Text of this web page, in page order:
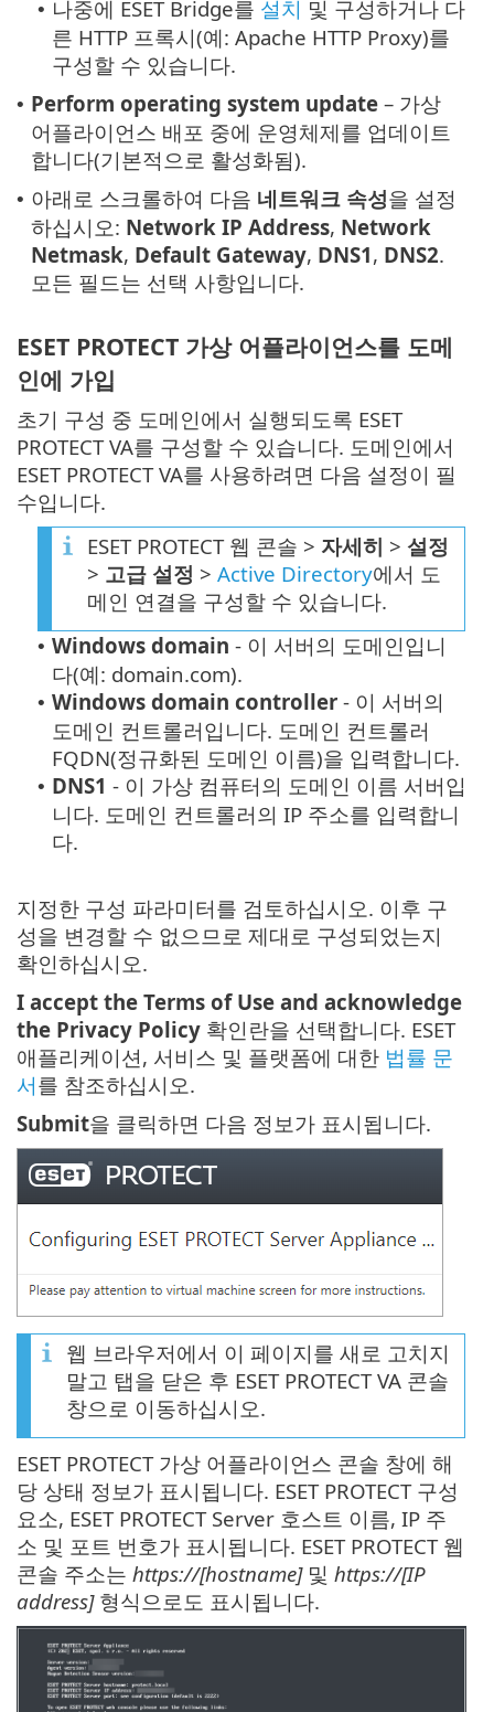
• 나중에 ESET Bridge를 설치 및 구성하거나 다
른 HTTP 프록시(예: Apache HTTP Proxy)를
구성할 수 있습니다.
• Perform operating system update – 가상
어플라이언스 배포 중에 운영체제를 업데이트
합니다(기본적으로 활성화됨).
• 아래로 스크롤하여 다음 네트워크 속성을 설정
하십시오: Network IP Address, Network
Netmask, Default Gateway, DNS1, DNS2.
모든 필드는 선택 사항입니다.
ESET PROTECT 가상 어플라이언스를 도메
인에 가입
초기 구성 중 도메인에서 실행되도록 ESET
PROTECT VA를 구성할 수 있습니다. 도메인에서
ESET PROTECT VA를 사용하려면 다음 설정이 필
수입니다.
ESET PROTECT 웹 콘솔 > 자세히 > 설정
> 고급 설정 > Active Directory에서 도
메인 연결을 구성할 수 있습니다.
• Windows domain - 이 서버의 도메인입니
다(예: domain.com).
• Windows domain controller - 이 서버의
도메인 컨트롤러입니다. 도메인 컨트롤러
FQDN(정규화된 도메인 이름)을 입력합니다.
• DNS1 - 이 가상 컴퓨터의 도메인 이름 서버입
니다. 도메인 컨트롤러의 IP 주소를 입력합니
다.
지정한 구성 파라미터를 검토하십시오. 이후 구
성을 변경할 수 없으므로 제대로 구성되었는지
확인하십시오.
I accept the Terms of Use and acknowledge
the Privacy Policy 확인란을 선택합니다. ESET
애플리케이션, 서비스 및 플랫폼에 대한 법률 문
서를 참조하십시오.
Submit을 클릭하면 다음 정보가 표시됩니다.
웹 브라우저에서 이 페이지를 새로 고치지
말고 탭을 닫은 후 ESET PROTECT VA 콘솔
창으로 이동하십시오.
ESET PROTECT 가상 어플라이언스 콘솔 창에 해
당 상태 정보가 표시됩니다. ESET PROTECT 구성
요소, ESET PROTECT Server 호스트 이름, IP 주
소 및 포트 번호가 표시됩니다. ESET PROTECT 웹
콘솔 주소는 https://[hostname]및 https://[IP
address]형식으로도 표시됩니다.